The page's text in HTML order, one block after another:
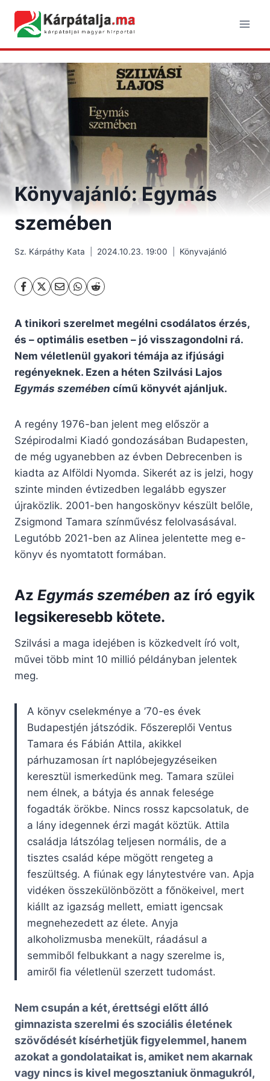
content
Könyvajánló: Egymás
szemében
Sz. Kárpáthy Kata 2024.10.23. 19:00 Könyvajánló
A tinikori szerelmet megélni csodálatos érzés,
és – optimális esetben – jó visszagondolni rá.
Nem véletlenül gyakori témája az ifjúsági
regényeknek. Ezen a héten Szilvási Lajos
Egymás szemében című könyvét ajánljuk.
A regény 1976-ban jelent meg először a
Szépirodalmi Kiadó gondozásában Budapesten,
de még ugyanebben az évben Debrecenben is
kiadta az Alföldi Nyomda. Sikerét az is jelzi, hogy
szinte minden évtizedben legalább egyszer
újraközlik. 2001-ben hangoskönyv készült belőle,
Zsigmond Tamara színművész felolvasásával.
Legutóbb 2021-ben az Alinea jelentette meg e-
könyv és nyomtatott formában.
Az Egymás szemében az író egyik
legsikeresebb kötete.
Szilvási a maga idejében is közkedvelt író volt,
művei több mint 10 millió példányban jelentek
meg.
A könyv cselekménye a ’70-es évek
Budapestjén játszódik. Főszereplői Ventus
Tamara és Fábián Attila, akikkel
párhuzamosan írt naplóbejegyzéseiken
keresztül ismerkedünk meg. Tamara szülei
nem élnek, a bátyja és annak felesége
fogadták örökbe. Nincs rossz kapcsolatuk, de
a lány idegennek érzi magát köztük. Attila
családja látszólag teljesen normális, de a
tisztes család képe mögött rengeteg a
feszültség. A fiúnak egy lánytestvére van. Apja
vidéken összekülönbözött a főnökeivel, mert
kiállt az igazság mellett, emiatt igencsak
megnehezedett az élete. Anyja
alkoholizmusba menekült, ráadásul a
semmiből felbukkant a nagy szerelme is,
amiről fia véletlenül szerzett tudomást.
Nem csupán a két, érettségi előtt álló
gimnazista szerelmi és szociális életének
szövődését kísérhetjük figyelemmel, hanem
azokat a gondolataikat is, amiket nem akarnak
vagy nincs is kivel megosztaniuk önmagukról,